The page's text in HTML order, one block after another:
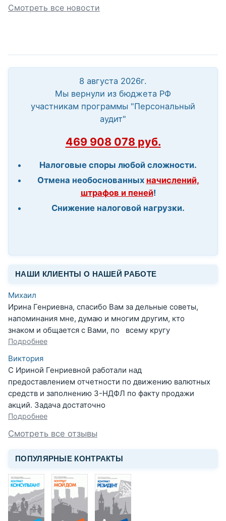
Смотреть все новости
8 августа 2026г.
Мы вернули из бюджета РФ
участникам программы "Персональный
аудит"
469 908 078 руб.
Налоговые споры любой сложности.
Отмена необоснованных начислений,
штрафов и пеней!
Снижение налоговой нагрузки.
НАШИ КЛИЕНТЫ О НАШЕЙ РАБОТЕ
Михаил
Ирина Генриевна, спасибо Вам за дельные советы,
напоминания мне, думаю и многим другим, кто
знаком и общается с Вами, по всему кругу
Подробнее
Виктория
С Ириной Генриевной работали над
предоставлением отчетности по движению валютных
средств и заполнению 3-НДФЛ по факту продажи
акций. Задача достаточно
Подробнее
Смотреть все отзывы
ПОПУЛЯРНЫЕ КОНТРАКТЫ